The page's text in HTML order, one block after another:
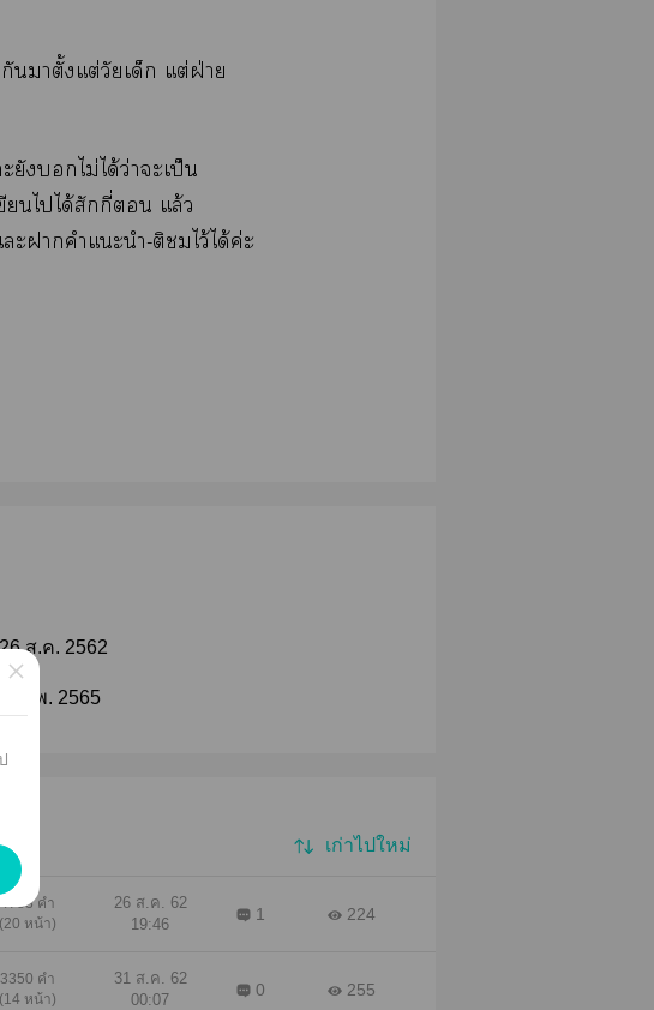
นาตั้งแต่วัยเด็ก แต่ฝ่าย
ยังไม่ได้ว่าะเป็น
ยนไได้สักกี่ แล้ว
ะาคำแะนำ-ติไว้ได้ค่ะ
26 ส.ค. 2562
17 ก.พ. 2565
เก่าไปใหม่
4783 คำ
(20 หน้า)
26 ส.ค. 62
19:46
1 224
3350 คำ
(14 หน้า)
31 ส.ค. 62
00:07
0 255
×